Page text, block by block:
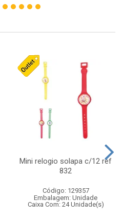
Mini relogio solapa c/12 ref
832
Código: 129357
Embalagem: Unidade
Caixa Com: 24 Unidade(s)